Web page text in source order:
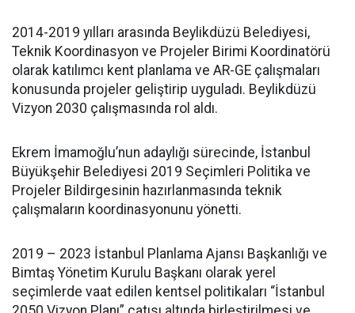
2014-2019 yılları arasında Beylikdüzü Belediyesi,
Teknik Koordinasyon ve Projeler Birimi Koordinatörü
olarak katılımcı kent planlama ve AR-GE çalışmaları
konusunda projeler geliştirip uyguladı. Beylikdüzü
Vizyon 2030 çalışmasında rol aldı.
Ekrem İmamoğlu’nun adaylığı sürecinde, İstanbul
Büyükşehir Belediyesi 2019 Seçimleri Politika ve
Projeler Bildirgesinin hazırlanmasında teknik
çalışmaların koordinasyonunu yönetti.
2019 – 2023 İstanbul Planlama Ajansı Başkanlığı ve
Bimtaş Yönetim Kurulu Başkanı olarak yerel
seçimlerde vaat edilen kentsel politikaları “İstanbul